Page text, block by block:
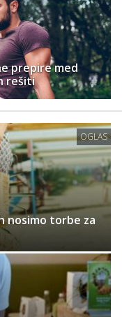
prepire med
rešiti
OGLAS
nosimo torbe za